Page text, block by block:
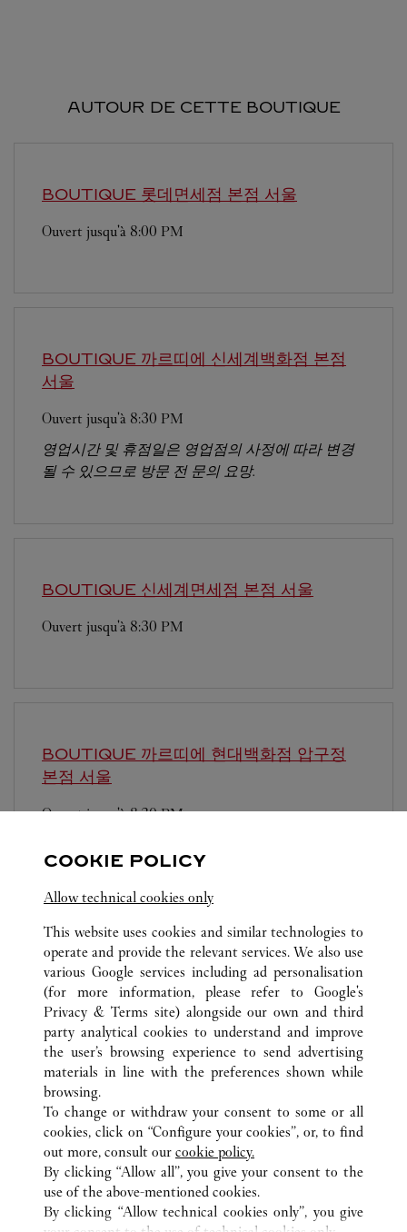
AUTOUR DE CETTE BOUTIQUE
BOUTIQUE 롯데면세점 본점 서울
Ouvert jusqu'à 8:00 PM
BOUTIQUE 까르띠에 신세계백화점 본점
서울
Ouvert jusqu'à 8:30 PM
영업시간 및 휴점일은 영업점의 사정에 따라 변경
될 수 있으므로 방문 전 문의 요망.
BOUTIQUE 신세계면세점 본점 서울
Ouvert jusqu'à 8:30 PM
BOUTIQUE 까르띠에 현대백화점 압구정
본점 서울
Ouvert jusqu'à8:30 PM
될 수 있으므로 방문 전 문의 요망.
TOUTES LES BOUTIQUES CARTIER
CORÉE DU SUD
서울
중구 남대문로 73
CUSTOMER CARE
CONTACT US
OUR COMPANY
CAREERS
COOKIE POLICY
Allow technical cookies only
This website uses cookies and similar technologies to
operate and provide the relevant services. We also use
various Google services including ad personalisation
(for more information, please refer to Google's
Privacy & Terms site) alongside our own and third
party analytical cookies to understand and improve
the user’s browsing experience to send advertising
materials in line with the preferences shown while
browsing.
To change or withdraw your consent to some or all
cookies, click on “Configure your cookies”, or, to find
out more, consult our cookie policy.
By clicking “Allow all”, you give your consent to the
use of the above-mentioned cookies.
By clicking “Allow technical cookies only”, you give